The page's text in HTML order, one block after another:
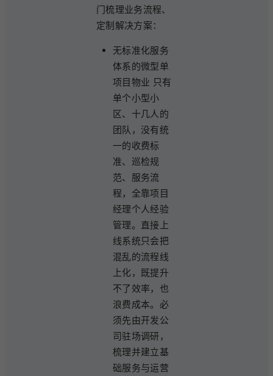
门梳理业务流程、
定制解决方案：
无标准化服务
体系的微型单
项目物业 只有
单个小型小
区、十几人的
团队，没有统
一的收费标
准、巡检规
范、服务流
程，全靠项目
经理个人经验
管理。直接上
线系统只会把
混乱的流程线
上化，既提升
不了效率，也
浪费成本。必
须先由开发公
司驻场调研，
梳理并建立基
础服务与运营